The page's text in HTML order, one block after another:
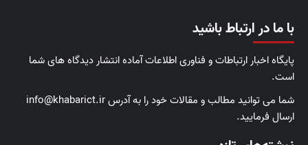
با ما در ارتباط باشید
پایگاه اخبار ارتباطات و فناوری اطلاعات آماده انتشار دیدگاه های شما
است.
شما می توانید مطالب و مقالات خود را به آدرس info@khabarict.ir
ارسال فرمایید.